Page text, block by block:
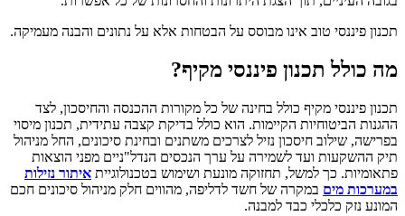
תכנון פיננסי טוב אינו מבוסס על הבטחות אלא על נתונים והבנה מעמיקה.
מה כולל תכנון פיננסי מקיף?
תכנון פיננסי מקיף כולל בחינה של כל מקורות ההכנסה והחיסכון, לצד
ההגנות הביטוחיות הקיימות. הוא כולל בדיקת קצבה עתידית, תכנון מיסוי
בפרישה, שילוב חיסכון נזיל לצרכים משתנים ובחינת סיכונים, החל מניהול
תיק ההשקעות ועד לשמירה על ערך הנכסים הנדל"ניים מפני הוצאות
פתאומיות. כך למשל, תחזוקה מונעת ושימוש בטכנולוגיית איתור נזילות
במערכות מים במקרה של חשד לדליפה, מהווים חלק מניהול סיכונים חכם
המונע נזק כלכלי כבד למבנה.